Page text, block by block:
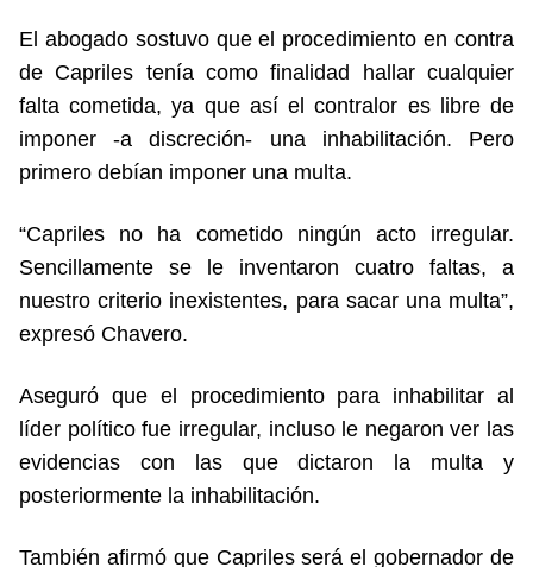
El abogado sostuvo que el procedimiento en contra
de Capriles tenía como finalidad hallar cualquier
falta cometida, ya que así el contralor es libre de
imponer -a discreción- una inhabilitación. Pero
primero debían imponer una multa.
“Capriles no ha cometido ningún acto irregular.
Sencillamente se le inventaron cuatro faltas, a
nuestro criterio inexistentes, para sacar una multa”,
expresó Chavero.
Aseguró que el procedimiento para inhabilitar al
líder político fue irregular, incluso le negaron ver las
evidencias con las que dictaron la multa y
posteriormente la inhabilitación.
También afirmó que Capriles será el gobernador de